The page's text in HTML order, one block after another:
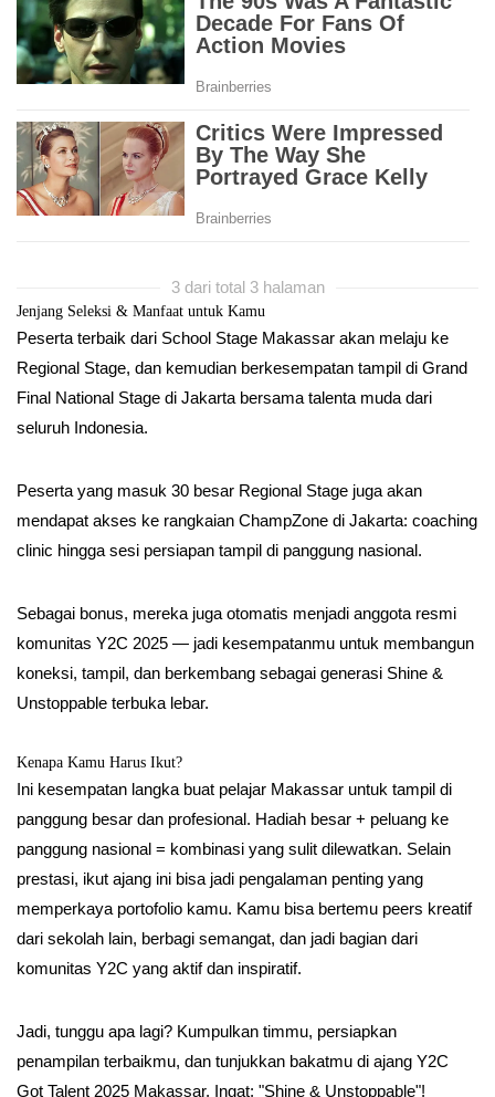
3 dari total 3 halaman
Jenjang Seleksi & Manfaat untuk Kamu
Peserta terbaik dari School Stage Makassar akan melaju ke
Regional Stage, dan kemudian berkesempatan tampil di Grand
Final National Stage di Jakarta bersama talenta muda dari
seluruh Indonesia.
Peserta yang masuk 30 besar Regional Stage juga akan
mendapat akses ke rangkaian ChampZone di Jakarta: coaching
clinic hingga sesi persiapan tampil di panggung nasional.
Sebagai bonus, mereka juga otomatis menjadi anggota resmi
komunitas Y2C 2025 — jadi kesempatanmu untuk membangun
koneksi, tampil, dan berkembang sebagai generasi Shine &
Unstoppable terbuka lebar.
Kenapa Kamu Harus Ikut?
Ini kesempatan langka buat pelajar Makassar untuk tampil di
panggung besar dan profesional. Hadiah besar + peluang ke
panggung nasional = kombinasi yang sulit dilewatkan. Selain
prestasi, ikut ajang ini bisa jadi pengalaman penting yang
memperkaya portofolio kamu. Kamu bisa bertemu peers kreatif
dari sekolah lain, berbagi semangat, dan jadi bagian dari
komunitas Y2C yang aktif dan inspiratif.
Jadi, tunggu apa lagi? Kumpulkan timmu, persiapkan
penampilan terbaikmu, dan tunjukkan bakatmu di ajang Y2C
Got Talent 2025 Makassar. Ingat: "Shine & Unstoppable"!